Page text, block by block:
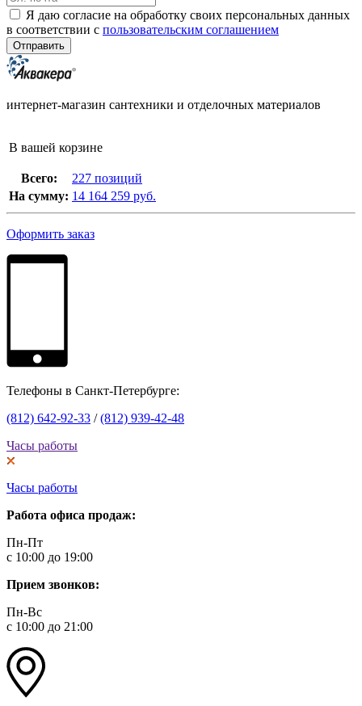
Я даю согласие на обработку своих персональных данных
в соответствии с пользовательским соглашением
интернет-магазин сантехники и отделочных материалов
В вашей корзине
Всего:
227 позиций
На сумму: 14 164 259 руб.
Оформить заказ
Телефоны в Санкт-Петербурге:
(812) 642-92-33 /(812) 939-42-48
Часы работы
Часы работы
Работа офиса продаж:
Пн-Пт
с 10:00 до 19:00
Прием звонков:
Пн-Вс
с 10:00 до 21:00